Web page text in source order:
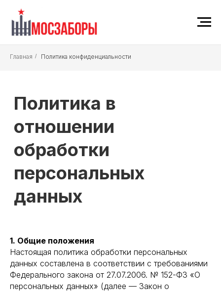
Главная / Политика конфиденциальности
обработки
персональных
данных
1. Общие положения
Настоящая политика обработки персональных
данных составлена в соответствии с требованиями
Федерального закона от 27.07.2006. № 152-ФЗ «О
персональных данных» (далее — Закон о